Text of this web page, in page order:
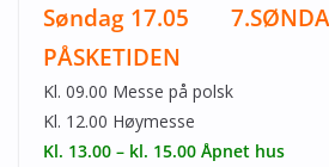
Søndag 17.05
PÅSKETIDEN
Kl. 09.00 Messe på polsk
Kl. 12.00 Høymesse
Kl. 13.00 – kl. 15.00 Åpnet hus